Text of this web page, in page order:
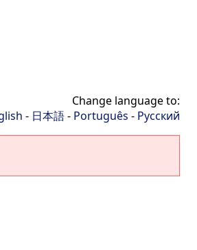
Change language to:
- 日本語- Português - Русский